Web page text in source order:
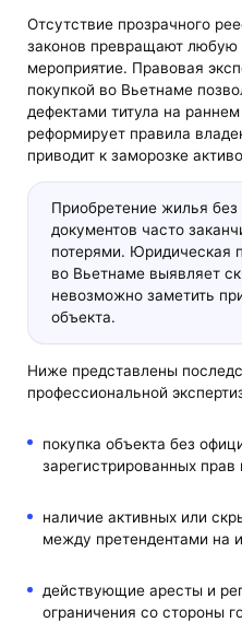
Отсутствие прозрачного
законов превращают любую
мероприятие. Правовая
покупкой во Вьетнаме
дефектами титула на
реформирует правила
приводит к заморозке
Приобретение жилья без
документов часто
потерями. Юридическая
во Вьетнаме выявляет
невозможно заметить
объекта.
Ниже представлены
профессиональной
покупка объекта без
зарегистрированных прав
наличие активных или
между претендентами на
действующие аресты и
ограничения со стороны